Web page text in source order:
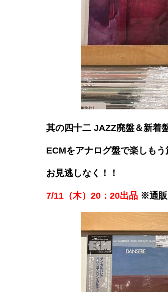
其の四十二 JAZZ廃盤＆新着
ECMをアナログ盤で楽しもう
お見逃しなく！！
7/11（木）20：20出品 ※通販